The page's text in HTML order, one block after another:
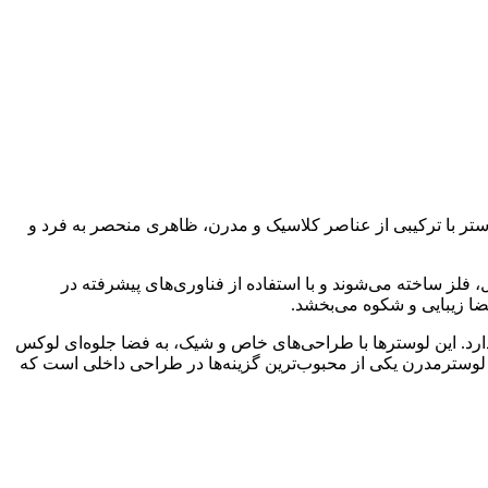
با ترکیبی از عناصر کلاسیک و مدرن، ظاهری منحصر به فرد و
ساخته می‌شوند و با استفاده از فناوری‌های پیشرفته در
زیبایی و شکوه می‌بخشد.
دارد. این لوسترها با طراحی‌های خاص و شیک، به فضا جلوه‌ای لوکس
لوسترمدرن یکی از محبوب‌ترین گزینه‌ها در طراحی داخلی است که